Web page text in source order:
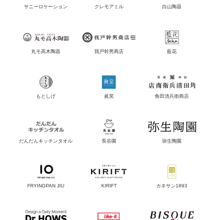
サニーロケーション クレモアミル 白山陶器
丸モ高木陶器 我戸幹男商店 藍花
もとしげ 眞窯 角田清兵衛商店
だんだんキッチンタオル 長谷園 弥生陶園
FRYINGPAN JIU KIRIFT カネサン1893